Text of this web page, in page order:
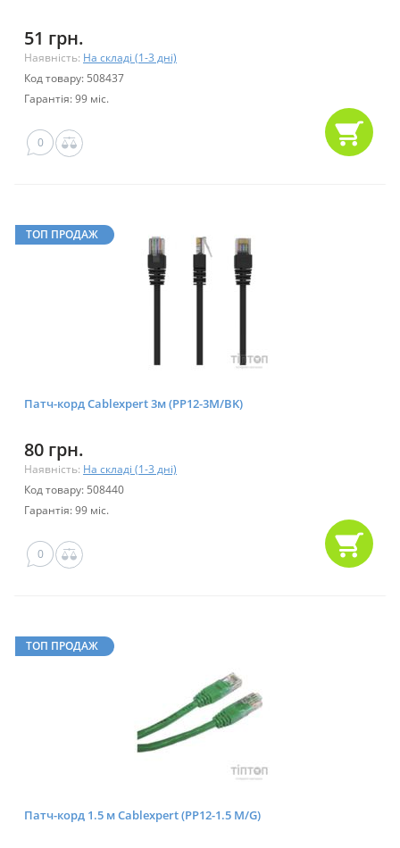
51 грн.
Наявність: На складі (1-3 дні)
Код товару: 508437
Гарантія: 99 міс.
0
ТОП ПРОДАЖ
Патч-корд Cablexpert 3м (PP12-3M/BK)
80 грн.
Наявність: На складі (1-3 дні)
Код товару: 508440
Гарантія: 99 міс.
0
ТОП ПРОДАЖ
Патч-корд 1.5 м Cablexpert (PP12-1.5 M/G)